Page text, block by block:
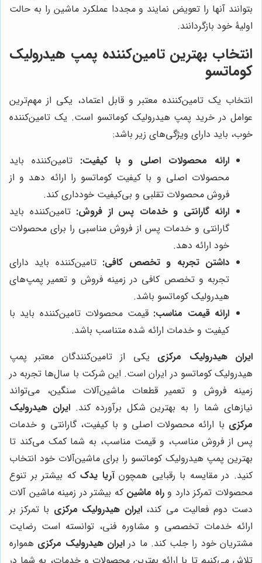
بتوانند آنها را تعویض نمایند و مجددا عملکرد ماشین را به حالت
اولیۀ خود بازگردانند.
انتخاب بهترین تامین‌کننده پمپ هیدرولیک
کوماتسو
انتخاب یک تامین‌کننده معتبر و قابل اعتماد، یکی از مهم‌ترین
عوامل در خرید پمپ هیدرولیک کوماتسو است. یک تامین‌کننده
خوب، باید دارای ویژگی‌های زیر باشد:
ارائه محصولات اصلی و با کیفیت: تامین‌کننده باید
محصولات اصلی و با کیفیت کوماتسو را ارائه دهد و از
فروش محصولات تقلبی و بی‌کیفیت خودداری کند.
ارائه گارانتی و خدمات پس از فروش: تامین‌کننده باید
گارانتی و خدمات پس از فروش مناسبی را برای محصولات
خود ارائه دهد.
داشتن تجربه و تخصص کافی: تامین‌کننده باید دارای
تجربه و تخصص کافی در زمینه فروش و تعمیر پمپ‌های
هیدرولیک کوماتسو باشد.
ارائه قیمت مناسب: قیمت محصولات تامین‌کننده باید با
کیفیت و خدمات ارائه شده متناسب باشد.
ایران هیدرولیک مرکزی یکی از تامین‌کنندگان معتبر پمپ
هیدرولیک کوماتسو در ایران است. این شرکت با سال‌ها تجربه در
زمینه فروش و تعمیر قطعات ماشین‌آلات سنگین، می‌تواند
نیازهای شما را به بهترین شکل برآورده کند.ایران هیدرولیک
مرکزی با ارائه محصولات اصلی و با کیفیت، گارانتی و خدمات
پس از فروش مناسب، و قیمت مناسب، به شما کمک می‌کند تا
بهترین پمپ هیدرولیک کوماتسو را برای ماشین‌آلات خود انتخاب
کنید. در مقایسه با رقبایی همچونآریا یدککه بیشتر بر تنوع
محصولات تمرکز دارد وراه ماشین که بیشتر در زمینه ماشین آلات
دست دوم فعالیت می کند،ایران هیدرولیک مرکزی با تمرکز بر
ارائه خدمات تخصصی و مشاوره فنی، توانسته است رضایت
مشتریان خود را جلب کند. ما درایران هیدرولیک مرکزی همواره